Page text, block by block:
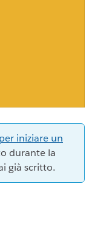
iniziare un
durante la
già scritto.